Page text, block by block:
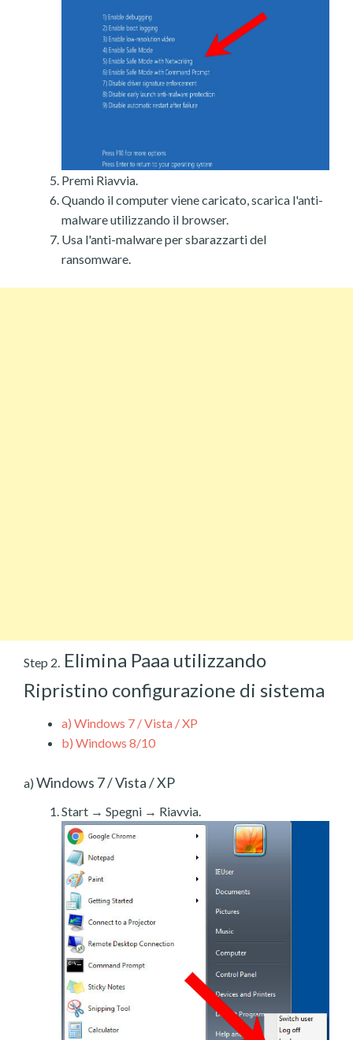
Premi Riavvia.
Quando il computer viene caricato, scarica l'anti-
malware utilizzando il browser.
Usa l'anti-malware per sbarazzarti del
ransomware.
Step 2. Elimina Paaa utilizzando
Ripristino configurazione di sistema
a) Windows 7 / Vista / XP
b) Windows 8/10
a) Windows 7 / Vista / XP
Start → Spegni → Riavvia.